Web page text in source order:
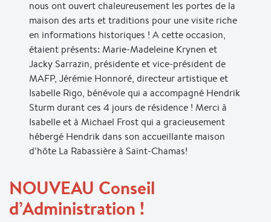
nous ont ouvert chaleureusement les portes de la
maison des arts et traditions pour une visite riche
en informations historiques ! A cette occasion,
étaient présents: Marie-Madeleine Krynen et
Jacky Sarrazin, présidente et vice-président de
MAFP, Jérémie Honnoré, directeur artistique et
Isabelle Rigo, bénévole qui a accompagné Hendrik
Sturm durant ces 4 jours de résidence ! Merci à
Isabelle et à Michael Frost qui a gracieusement
hébergé Hendrik dans son accueillante maison
d’hôte La Rabassière à Saint-Chamas!
NOUVEAU Conseil
d’Administration !